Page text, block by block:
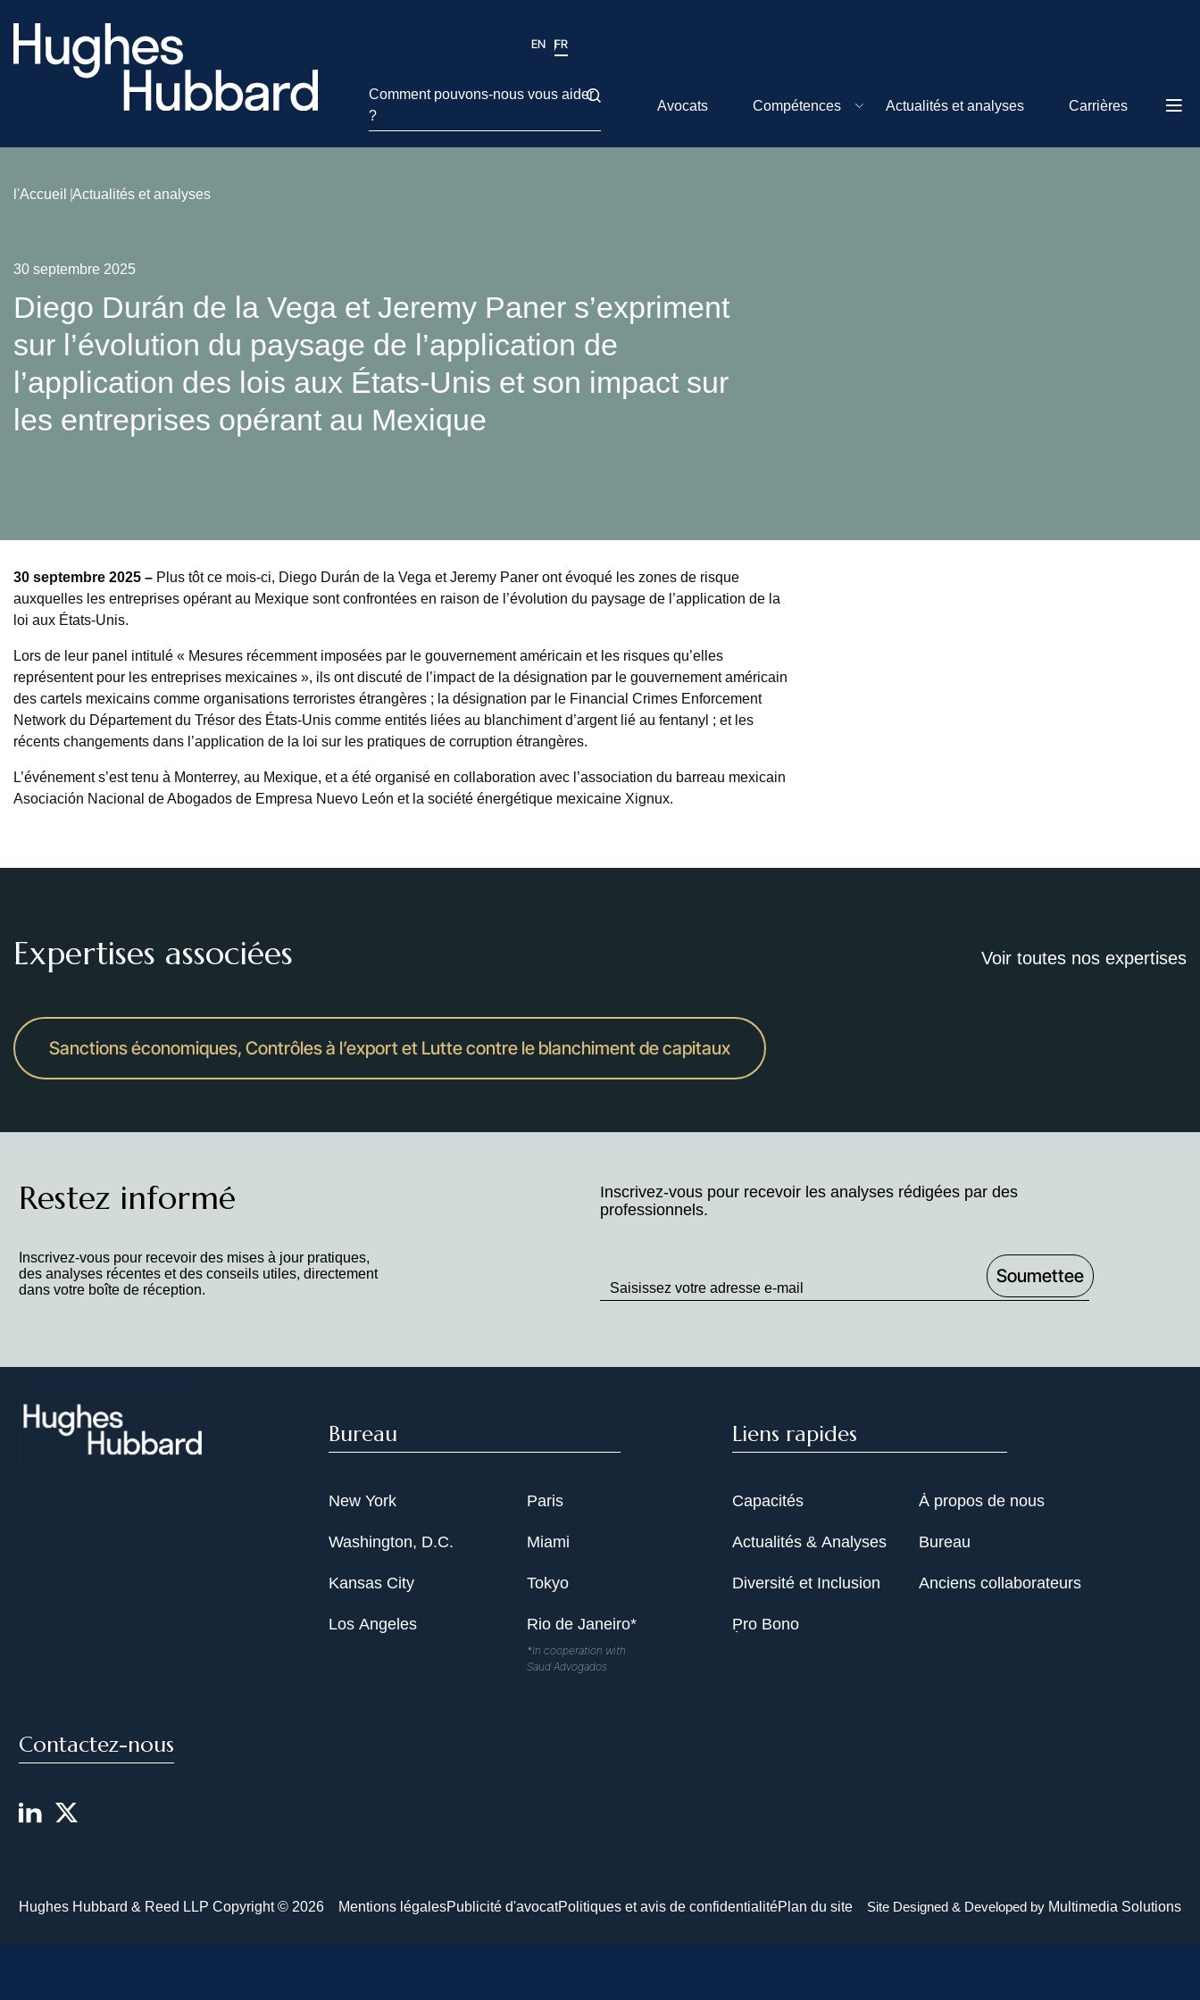
EN FR
Comment pouvons-nous vous aider
?
Avocats Compétences Actualités et analyses Carrières
l'Accueil Actualités et analyses
30 septembre 2025
Diego Durán de la Vega et Jeremy Paner s’expriment
sur l’évolution du paysage de l’application de
l’application des lois aux États-Unis et son impact sur
les entreprises opérant au Mexique
30 septembre 2025 – Plus tôt ce mois-ci, Diego Durán de la Vega et Jeremy Paner ont évoqué les zones de risque
auxquelles les entreprises opérant au Mexique sont confrontées en raison de l’évolution du paysage de l’application de la
loi aux États-Unis.
Lors de leur panel intitulé « Mesures récemment imposées par le gouvernement américain et les risques qu’elles
représentent pour les entreprises mexicaines », ils ont discuté de l’impact de la désignation par le gouvernement américain
des cartels mexicains comme organisations terroristes étrangères ; la désignation par le Financial Crimes Enforcement
Network du Département du Trésor des États-Unis comme entités liées au blanchiment d’argent lié au fentanyl ; et les
récents changements dans l’application de la loi sur les pratiques de corruption étrangères.
L’événement s’est tenu à Monterrey, au Mexique, et a été organisé en collaboration avec l’association du barreau mexicain
Asociación Nacional de Abogados de Empresa Nuevo León et la société énergétique mexicaine Xignux.
Expertises associées Voir toutes nos expertises
Sanctions économiques, Contrôles à l’export et Lutte contre le blanchiment de capitaux
Restez informé
Inscrivez-vous pour recevoir des mises à jour pratiques,
des analyses récentes et des conseils utiles, directement
dans votre boîte de réception.
Inscrivez-vous pour recevoir les analyses rédigées par des
professionnels.
to
Bureau
New York
Washington, D.C.
Kansas City
Los Angeles
Paris
Miami
Tokyo
Rio de Janeiro*
*In cooperation with
Saud Advogados
Liens rapides
Capacités
Actualités & Analyses
Diversité et Inclusion
Pro Bono
À propos de nous
Bureau
Anciens collaborateurs
Contactez-nous
Hughes Hubbard & Reed LLP Copyright © 2026 Mentions légalesPublicité d'avocatPolitiques et avis de confidentialitéPlan du site Site Designed & Developed by Multimedia Solutions